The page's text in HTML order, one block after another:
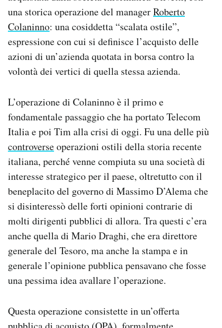
una storica operazione del managerRoberto
Colaninno: una cosiddetta “scalata ostile”,
espressione con cui si definisce l’acquisto delle
azioni di un’azienda quotata in borsa contro la
volontà dei vertici di quella stessa azienda.
L’operazione di Colaninno è il primo e
fondamentale passaggio che ha portato Telecom
Italia e poi Tim alla crisi di oggi. Fu una delle più
controverseoperazioni ostili della storia recente
italiana, perché venne compiuta su una società di
interesse strategico per il paese, oltretutto con il
beneplacito del governo di Massimo D’Alema che
si disinteressò delle forti opinioni contrarie di
molti dirigenti pubblici di allora. Tra questi c’era
anche quella di Mario Draghi, che era direttore
generale del Tesoro, ma anche la stampa e in
generale l’opinione pubblica pensavano che fosse
una pessima idea avallare l’operazione.
Questa operazione consistette in un’offerta